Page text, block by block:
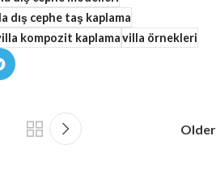
dış cephe taş kaplama
kompozit kaplamavilla örnekleri
Older